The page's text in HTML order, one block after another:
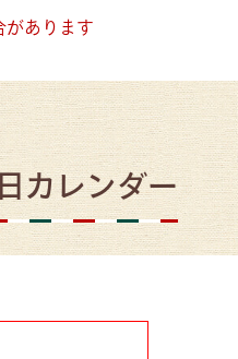
あります
カレンダー